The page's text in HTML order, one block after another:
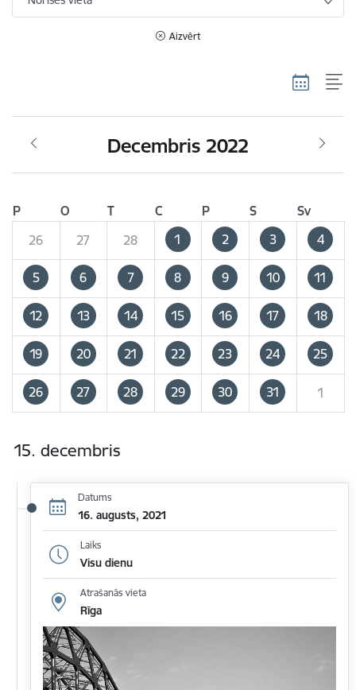
Aizvērt
Decembris 2022
P O T C P S
Sv
26
27 28 1 2 3 4
5 6 7 8 9 10 11
12 13 14 15 16 17 18
19 20 21 22 23 24 25
26 27 28 29 30 31 1
15. decembris
Datums
16. augusts, 2021
Laiks
Visu dienu
Atrašanās vieta
Rīga